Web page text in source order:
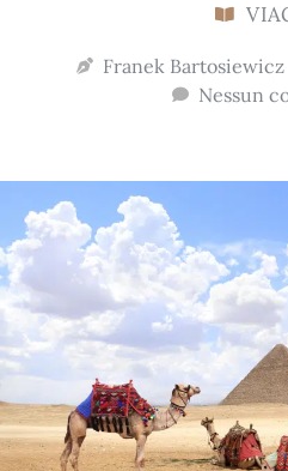
Franek Bartosiewicz
Nessun